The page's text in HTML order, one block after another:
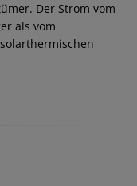
Der Strom vom
als vom